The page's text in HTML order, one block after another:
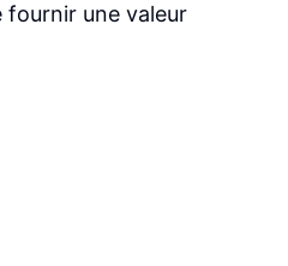
fournir une valeur